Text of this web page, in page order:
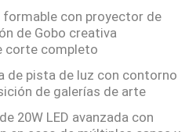
formable con proyector de
de Gobo creativa
corte completo
de pista de luz con contorno
de galerías de arte
20W LED avanzada con